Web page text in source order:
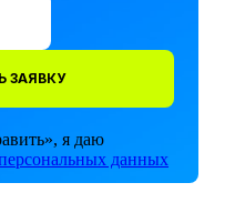
ЗАЯВКУ
я даю
данных